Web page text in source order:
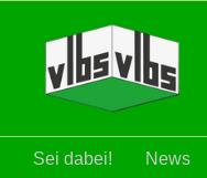
springen
Sei dabei! News